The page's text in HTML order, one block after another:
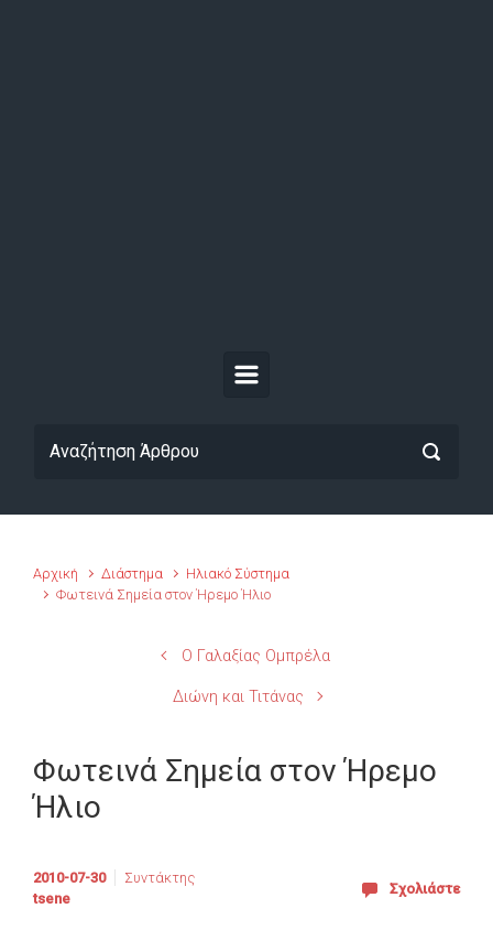
Αρχική Διάστημα
Ηλιακό Σύστημα
Φωτεινά Σημεία στον Ήρεμο Ήλιο
Ο Γαλαξίας Ομπρέλα
Διώνη και Τιτάνας
Φωτεινά Σημεία στον Ήρεμο
Ήλιο
2010-07-30
Συντάκτης
tsene
Σχολιάστε